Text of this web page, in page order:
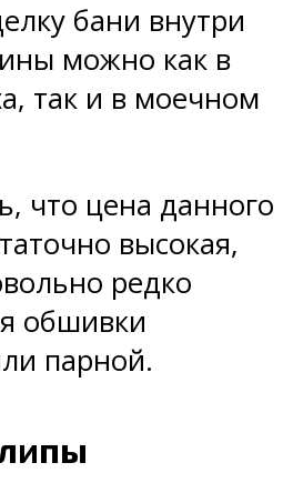
бани внутри
можно как в
так и в моечном
что цена данного
высокая,
редко
обшивки
парной.